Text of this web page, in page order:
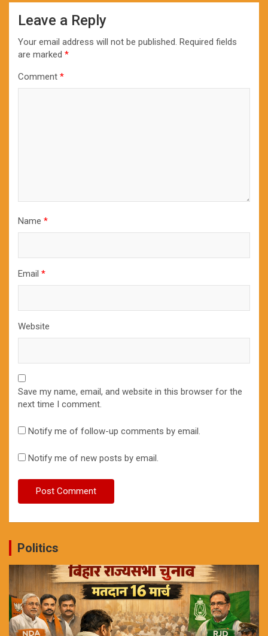
Leave a Reply
Your email address will not be published. Required fields
are marked *
Comment *
Name *
Email *
Website
Save my name, email, and website in this browser for the
next time I comment.
Notify me of follow-up comments by email.
Notify me of new posts by email.
Politics